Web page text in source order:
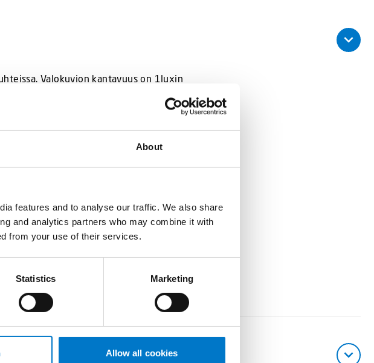
About
features and to analyse our traffic. We also share
and analytics partners who may combine it with
from your use of their services.
Statistics Marketing
Allow all cookies
Valokuvion kantavuus on 1luxin
saadaan valokuvio suunnattua oikein kun
hukkaan suoraan alaspäin.
ajovalojen kanssa.
iskunkestävyys 15,6 G rms, testattu